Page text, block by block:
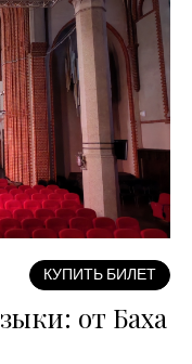
КУПИТЬ БИЛЕТ
от Баха